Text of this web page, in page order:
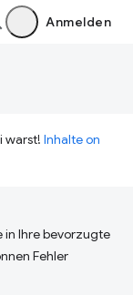
Anmelden
warst! Inhalte on
in Ihre bevorzugte
Fehler